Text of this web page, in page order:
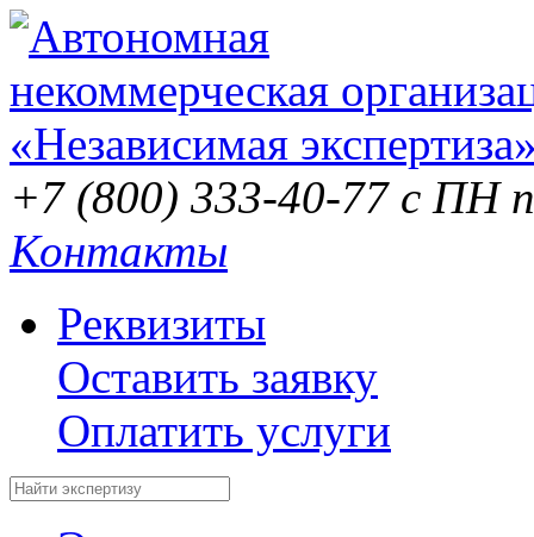
+7 (800) 333-40-77 с ПН
Контакты
Реквизиты
Оставить заявку
Оплатить услуги